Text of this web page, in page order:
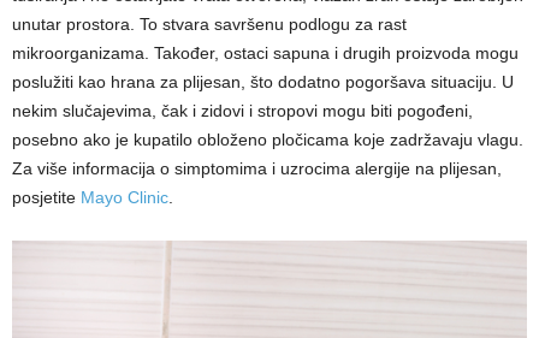
unutar prostora. To stvara savršenu podlogu za rast
mikroorganizama. Također, ostaci sapuna i drugih proizvoda mogu
poslužiti kao hrana za plijesan, što dodatno pogoršava situaciju. U
nekim slučajevima, čak i zidovi i stropovi mogu biti pogođeni,
posebno ako je kupatilo obloženo pločicama koje zadržavaju vlagu.
Za više informacija o simptomima i uzrocima alergije na plijesan,
posjetite Mayo Clinic.